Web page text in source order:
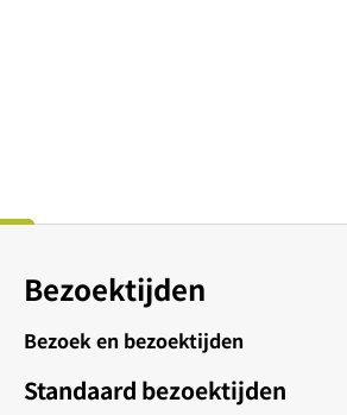
Bezoektijden
Bezoek en bezoektijden
Standaard bezoektijden